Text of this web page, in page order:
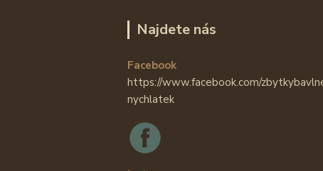
Najdete nás
Facebook
https://www.facebook.com/
nychlatek